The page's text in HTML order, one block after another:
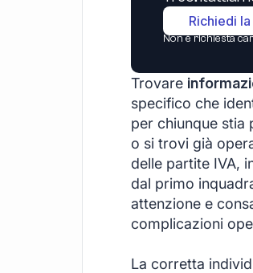
Richiedi
Non è richiesta
Trovare
specifico che
per chiunque stia
o si trovi già
delle partite IVA,
dal primo
attenzione e
complicazioni
La corretta